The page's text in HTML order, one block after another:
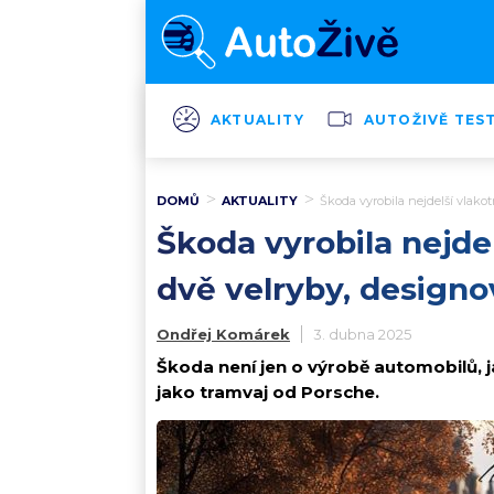
AKTUALITY AUTOŽIVĚ
DOMŮ AKTUALITY Škoda vyrobila nejdelší
Škoda vyrobila
dvě velryby,
Ondřej Komárek 3. dubna 2025
Škoda není jen o výrobě automobilů,
jako tramvaj od Porsche.